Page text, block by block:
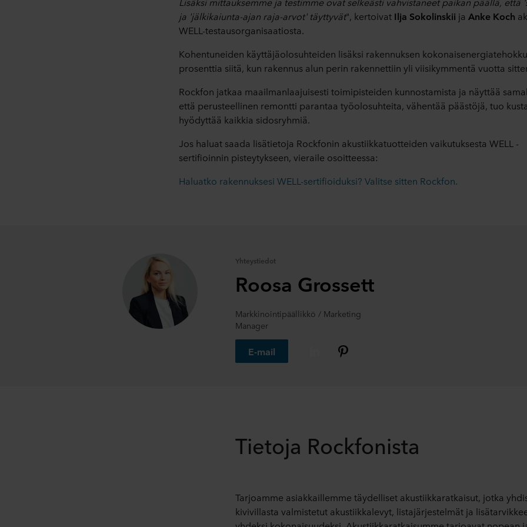
ja 'jälkikaiunta-ajan raja-arvot' täyttyvät", kertoivat Ilja Sokolinskii ja Anke Koch
WELL-testausorganisaatiosta.
Kohentuneiden käyttäjäolosuhteiden lisäksi rakennuksen
prosenttia siitä, kun rakennus alun perin rakennettiin yli viisikymmentä vuotta
Rockfon jatkaa maailmanlaajuisesti toimipisteiden kunnostamista ja näyttää
että perusteellinen remontti parantaa työolosuhteita, vähentää päästöjä, tuo
hyödyttää kaikkia sidosryhmiä.
Jos haluat saada lisätietoja Rockfonin akustiikkatuotteiden vaikutuksesta WELL -
sertifioinnin pisteytykseen, vieraile osoitteessa:
Haluatko rakennuksesi WELL-sertifioiduksi? Valitse sitten Rockfon.
Yhteystiedot
Roosa Grossett
Markkinointipäällikkö / Marketing
Manager
E-mail
Tietoja Rockfonista
Tarjoamme asiakkaillemme täydelliset akustiikkaratkaisut, jotka
kivivillasta valmistetut akustiikkalevyt, listajärjestelmät ja